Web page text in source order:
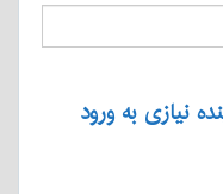
نیازی به ورود